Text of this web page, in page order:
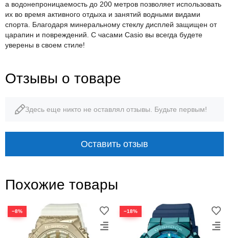
а водонепроницаемость до 200 метров позволяет использовать
их во время активного отдыха и занятий водными видами
спорта. Благодаря минеральному стеклу дисплей защищен от
царапин и повреждений. С часами Casio вы всегда будете
уверены в своем стиле!
Отзывы о товаре
Здесь еще никто не оставлял отзывы. Будьте первым!
Оставить отзыв
Похожие товары
−8% −18%